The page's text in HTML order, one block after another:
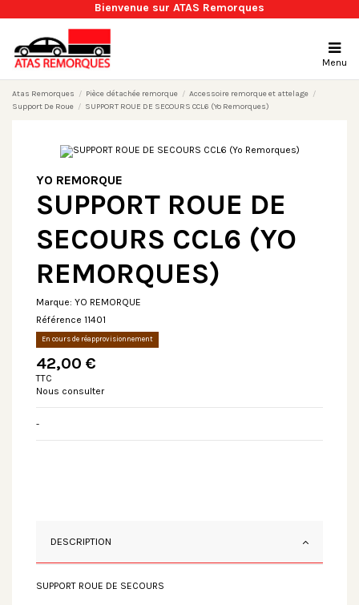
Bienvenue sur ATAS Remorques
Menu
Atas Remorques Pièce détachée remorque
Accessoire remorque et attelage
Support De Roue
SUPPORT ROUE DE SECOURS CCL6 (Yo Remorques)
YO REMORQUE
SUPPORT ROUE DE
SECOURS CCL6 (YO
REMORQUES)
Marque: YO REMORQUE
Référence 11401
En cours de réapprovisionnement
42,00 €
TTC
Nous consulter
-
DESCRIPTION
SUPPORT ROUE DE SECOURS